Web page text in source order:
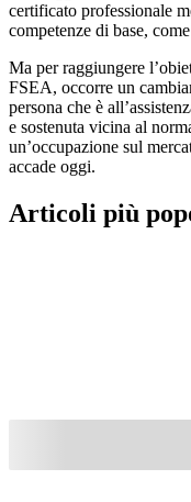
certificato professionale
competenze di base,
Ma per raggiungere
FSEA, occorre un
persona che è
e sostenuta vicina al
un’occupazione sul
accade oggi.
Articoli più